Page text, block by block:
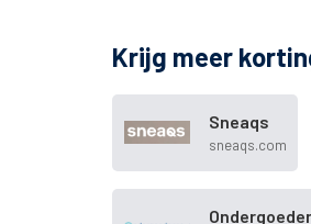
Krijg meer
Sneaqs
sneaqs.com